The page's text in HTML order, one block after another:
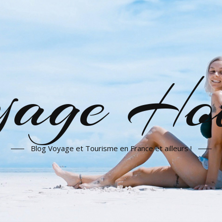
Blog Voyage et Tourisme en France et ailleurs !